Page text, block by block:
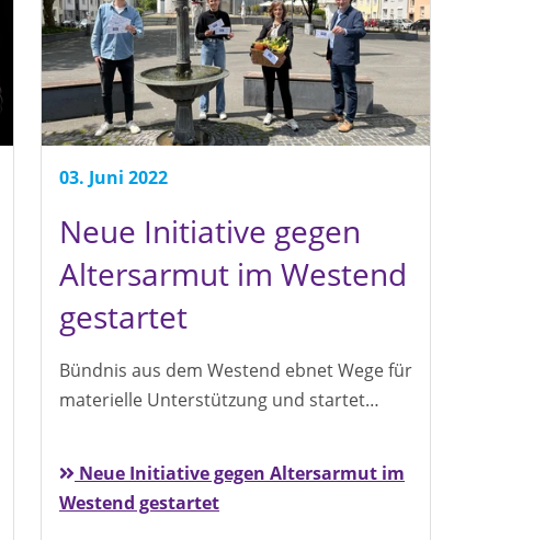
03. Juni 2022
Neue Initiative gegen
Altersarmut im Westend
gestartet
Bündnis aus dem Westend ebnet Wege für
materielle Unterstützung und startet…
Neue Initiative gegen Altersarmut im
Westend gestartet